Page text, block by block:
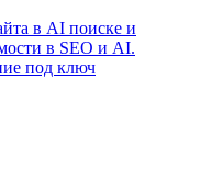
в AI поиске и
в SEO и AI.
под ключ